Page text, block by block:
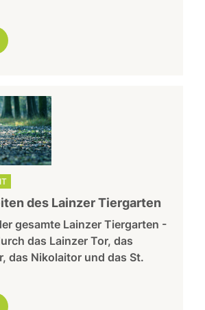
des Lainzer Tiergarten
gesamte Lainzer Tiergarten -
das Lainzer Tor, das
das Nikolaitor und das St.